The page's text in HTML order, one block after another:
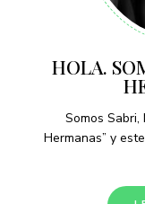
HOLA.
Somos Sabri,
Hermanas” y